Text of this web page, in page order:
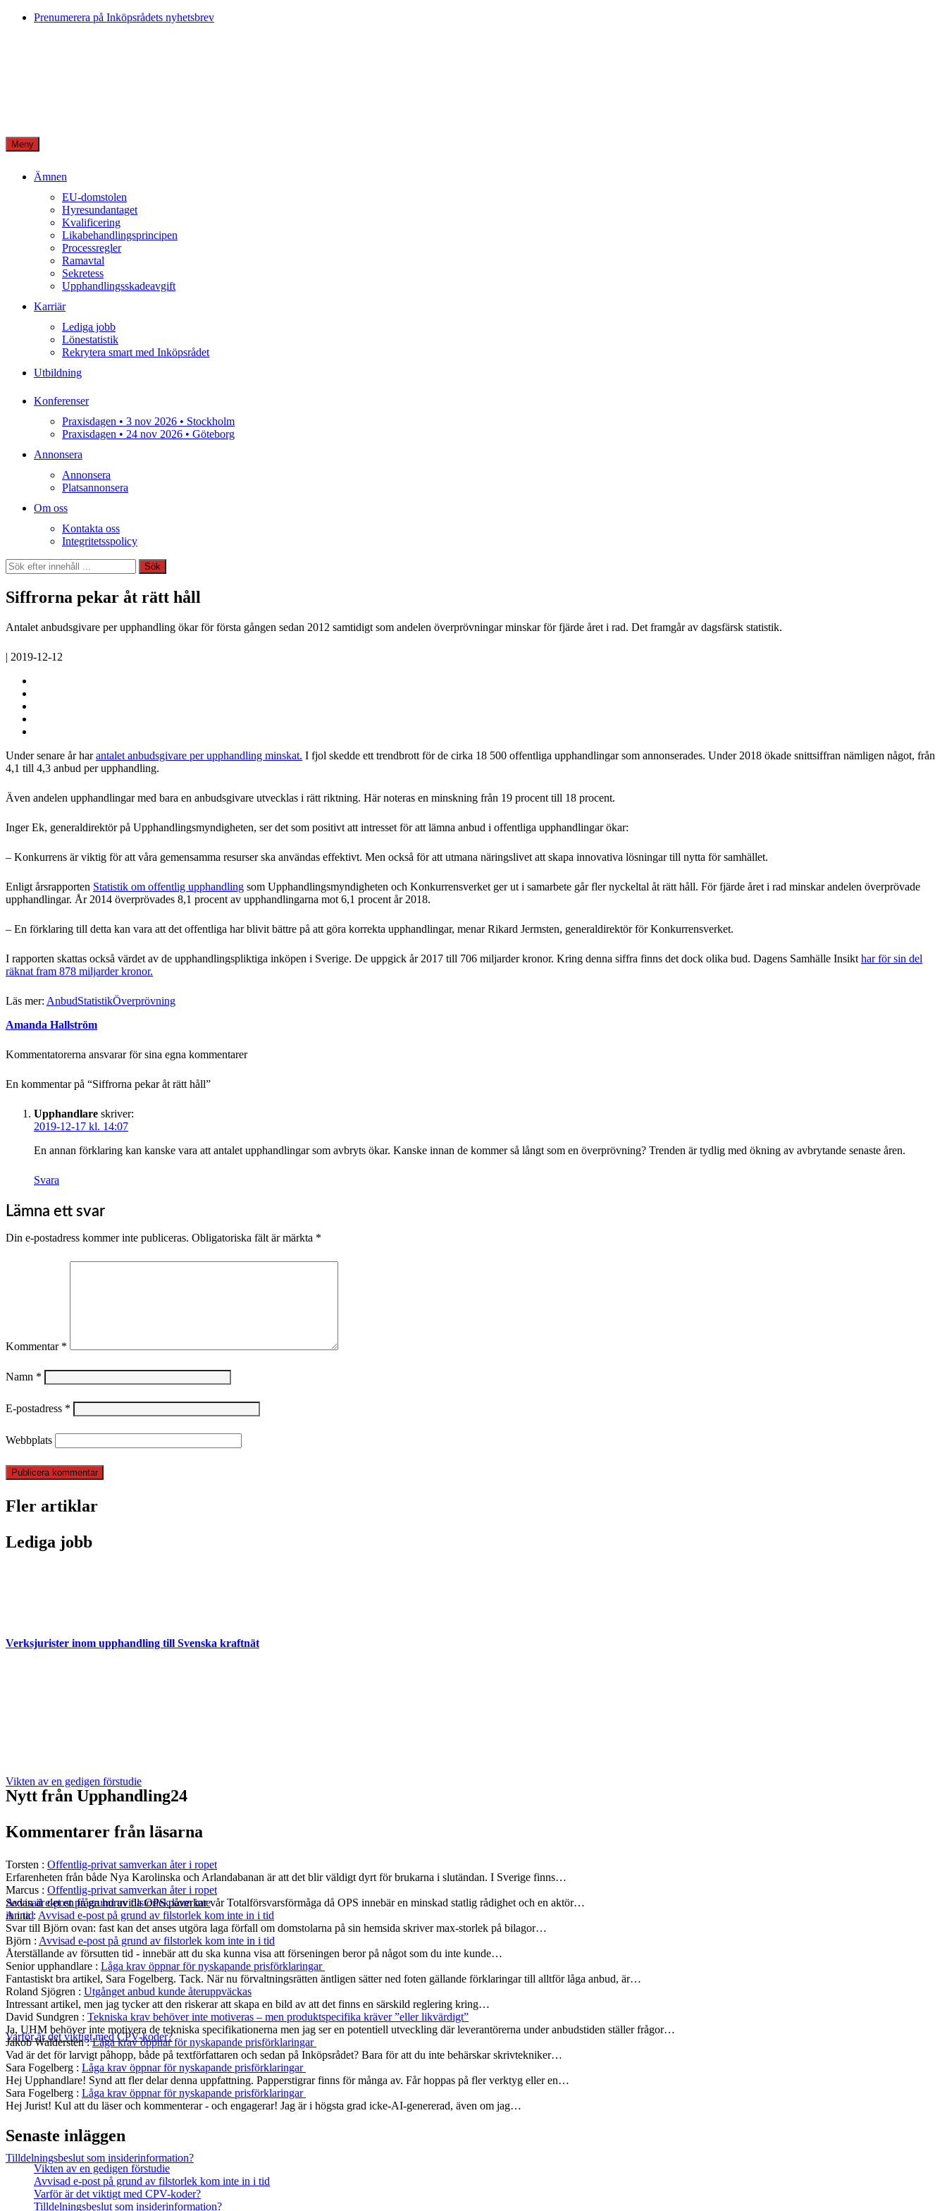
Skip
Prenumerera på Inköpsrådets nyhetsbrev
Meny
Ämnen
EU-domstolen
Hyresundantaget
Kvalificering
Likabehandlingsprincipen
Processregler
Ramavtal
Sekretess
Upphandlingsskadeavgift
Karriär
Lediga jobb
Lönestatistik
Rekrytera smart med Inköpsrådet
Utbildning
Konferenser
Praxisdagen • 3 nov 2026 • Stockholm
Praxisdagen • 24 nov 2026 • Göteborg
Annonsera
Annonsera
Platsannonsera
Om oss
Kontakta oss
Integritetsspolicy
Sök
Sök
Siffrorna pekar åt rätt håll
Antalet anbudsgivare per upphandling ökar för första gången sedan 2012 samtidigt som andelen överprövningar minskar för fjärde året i rad. Det framgår av dagsfärsk statistik.
| 2019-12-12
Under senare år harantalet anbudsgivare per upphandling minskat. I fjol skedde ett trendbrott för de cirka 18 500 offentliga upphandlingar som annonserades. Under 2018 ökade snittsiffran nämligen något, från
4,1 till 4,3 anbud per upphandling.
Även andelen upphandlingar med bara en anbudsgivare utvecklas i rätt riktning. Här noteras en minskning från 19 procent till 18 procent.
Inger Ek, generaldirektör på Upphandlingsmyndigheten, ser det som positivt att intresset för att lämna anbud i offentliga upphandlingar ökar:
– Konkurrens är viktig för att våra gemensamma resurser ska användas effektivt. Men också för att utmana näringslivet att skapa innovativa lösningar till nytta för samhället.
Enligt årsrapporten Statistik om offentlig upphandling som Upphandlingsmyndigheten och Konkurrensverket ger ut i samarbete går fler nyckeltal åt rätt håll. För fjärde året i rad minskar andelen överprövade
upphandlingar. År 2014 överprövades 8,1 procent av upphandlingarna mot 6,1 procent år 2018.
– En förklaring till detta kan vara att det offentliga har blivit bättre på att göra korrekta upphandlingar, menar Rikard Jermsten, generaldirektör för Konkurrensverket.
I rapporten skattas också värdet av de upphandlingspliktiga inköpen i Sverige. De uppgick år 2017 till 706 miljarder kronor. Kring denna siffra finns det dock olika bud. Dagens Samhälle Insikt har för sin del
räknat fram 878 miljarder kronor.
Läs mer: AnbudStatistikÖverprövning
Amanda Hallström
Kommentatorerna ansvarar för sina egna kommentarer
En kommentar på “Siffrorna pekar åt rätt håll”
Upphandlare skriver:
2019-12-17 kl. 14:07
En annan förklaring kan kanske vara att antalet upphandlingar som avbryts ökar. Kanske innan de kommer så långt som en överprövning? Trenden är tydlig med ökning av avbrytande senaste åren.
Svara
Lämna ett svar
Din e-postadress kommer inte publiceras. Obligatoriska fält är märkta *
Kommentar *
Namn *
E-postadress *
Webbplats
Fler artiklar
Lediga jobb
Verksjurister inom upphandling till Svenska kraftnät
Vikten av en gedigen förstudie
Avvisad e-post på grund av filstorlek kom inte
in i tid
Varför är det viktigt med CPV-koder?
Tilldelningsbeslut som insiderinformation?
Nytt från Upphandling24
Kommentarer från läsarna
Torsten : Offentlig-privat samverkan åter i ropet
Erfarenheten från både Nya Karolinska och Arlandabanan är att det blir väldigt dyrt för brukarna i slutändan. I Sverige finns…
Marcus : Offentlig-privat samverkan åter i ropet
Sedan är det en fråga huruvida OPS påverkar vår Totalförsvarsförmåga då OPS innebär en minskad statlig rådighet och en aktör…
Anna: Avvisad e-post på grund av filstorlek kom inte in i tid
Svar till Björn ovan: fast kan det anses utgöra laga förfall om domstolarna på sin hemsida skriver max-storlek på bilagor…
Björn : Avvisad e-post på grund av filstorlek kom inte in i tid
Återställande av försutten tid - innebär att du ska kunna visa att förseningen beror på något som du inte kunde…
Senior upphandlare : Låga krav öppnar för nyskapande prisförklaringar
Fantastiskt bra artikel, Sara Fogelberg. Tack. När nu förvaltningsrätten äntligen sätter ned foten gällande förklaringar till alltför låga anbud, är…
Roland Sjögren : Utgånget anbud kunde återuppväckas
Intressant artikel, men jag tycker att den riskerar att skapa en bild av att det finns en särskild reglering kring…
David Sundgren : Tekniska krav behöver inte motiveras – men produktspecifika kräver ”eller likvärdigt”
Ja, UHM behöver inte motivera de tekniska specifikationerna men jag ser en potentiell utveckling där leverantörerna under anbudstiden ställer frågor…
Jakob Waldersten:Låga krav öppnar för nyskapande prisförklaringar
Vad är det för larvigt påhopp, både på textförfattaren och sedan på Inköpsrådet? Bara för att du inte behärskar skrivtekniker…
Sara Fogelberg : Låga krav öppnar för nyskapande prisförklaringar
Hej Upphandlare! Synd att fler delar denna uppfattning. Papperstigrar finns för många av. Får hoppas på fler verktyg eller en…
Sara Fogelberg : Låga krav öppnar för nyskapande prisförklaringar
Hej Jurist! Kul att du läser och kommenterar - och engagerar! Jag är i högsta grad icke-AI-genererad, även om jag…
Senaste inläggen
Vikten av en gedigen förstudie
Avvisad e-post på grund av filstorlek kom inte in i tid
Varför är det viktigt med CPV-koder?
Tilldelningsbeslut som insiderinformation?